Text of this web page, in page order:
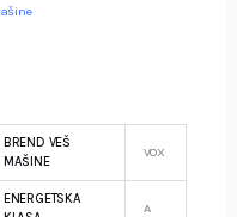
BREND VEŠ
MAŠINE
VOX
ENERGETSKA
A